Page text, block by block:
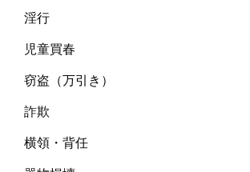
淫行
児童買春
窃盗（万引き）
詐欺
横領・背任